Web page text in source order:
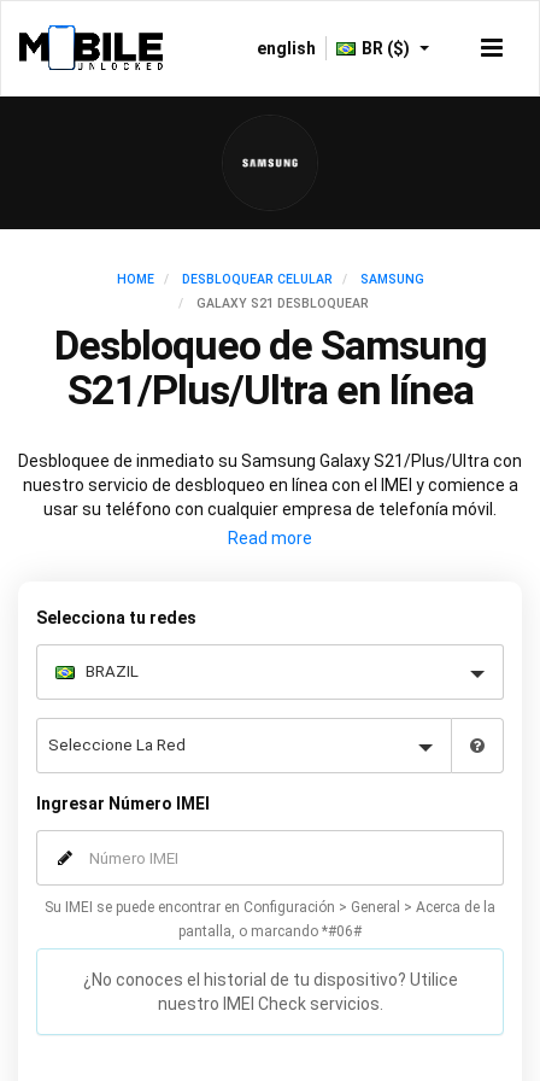
english BR ($)
HOME DESBLOQUEAR CELULAR
SAMSUNG
GALAXY S21 DESBLOQUEAR
Desbloqueo de Samsung
S21/Plus/Ultra en línea
Desbloquee de inmediato su Samsung Galaxy S21/Plus/Ultra con
nuestro servicio de desbloqueo en línea con el IMEI y comience a
usar su teléfono con cualquier empresa de telefonía móvil.
Nuestro servicio de desbloqueo es completamente legal y
continuación para recibir su código de 8 dígitos y las
Selecciona tu redes
Ingresar Número IMEI
Su IMEI se puede encontrar en Configuración > General > Acerca de la
pantalla, o marcando *#06#
¿No conoces el historial de tu dispositivo? Utilice
nuestro IMEI Check servicios.